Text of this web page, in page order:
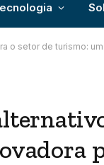
o setor de turismo: